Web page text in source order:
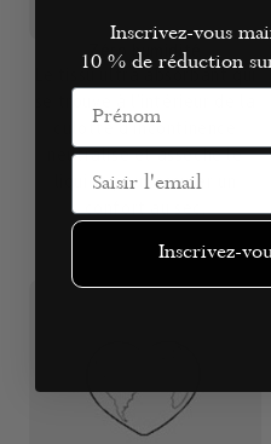
Zéro humidité
culotte d'incontinence
neutralise et assèche le
liquide pour assurer un
Inscrivez-vous
10 % de réduction
Prénom
Email
Inscrivez-